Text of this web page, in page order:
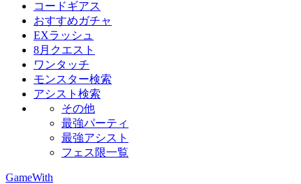
コードギアス
おすすめガチャ
EXラッシュ
8月クエスト
ワンタッチ
モンスター検索
アシスト検索
その他
最強パーティ
最強アシスト
フェス限一覧
GameWith